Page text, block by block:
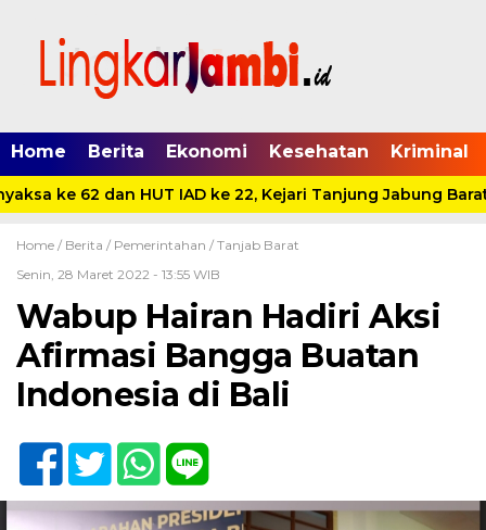
Home Berita Ekonomi Kesehatan Kriminal
ke 62 dan HUT IAD ke 22, Kejari Tanjung Jabung
Home / Berita / Pemerintahan / Tanjab Barat
Senin, 28 Maret 2022 - 13:55 WIB
Wabup Hairan Hadiri Aksi
Afirmasi Bangga Buatan
Indonesia di Bali